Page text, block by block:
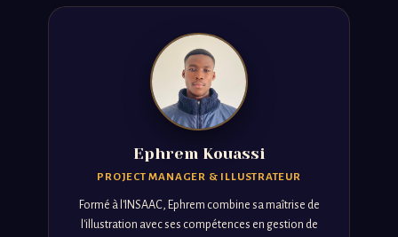
Ephrem Kouassi
PROJECT MANAGER & ILLUSTRATEUR
Formé à l'INSAAC, Ephrem combine sa maîtrise de
l'illustration avec ses compétences en gestion de